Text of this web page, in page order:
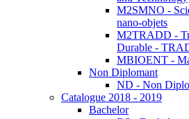
M2SMNO -
nano-objets
M2TRADD -
Durable -
MBIOENT -
Non Diplomant
ND - Non
Catalogue 2018 - 2019
Bachelor